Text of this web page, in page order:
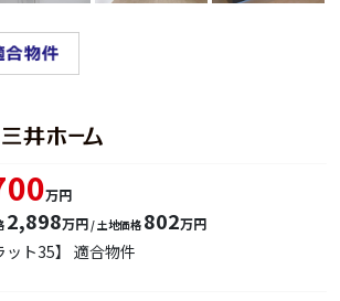
万円
2,898万円/ 土地価格 802万円
ット35】 適合物件